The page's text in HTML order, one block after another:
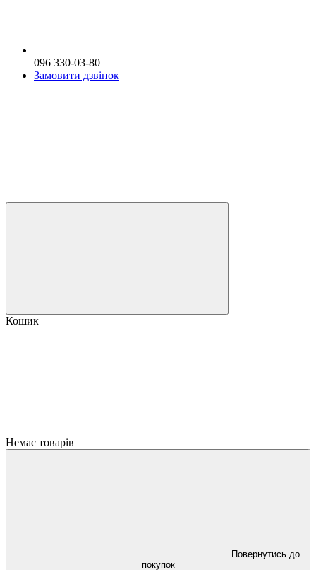
096 330-03-80
Замовити дзвінок
Кошик
Немає товарів
Повернутись до
покупок